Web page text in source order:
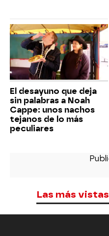
El desayuno que deja
sin palabras a Noah
Cappe: unos nachos
tejanos de lo más
peculiares
Las más vistas